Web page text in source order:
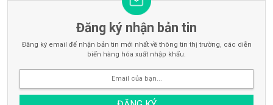
Đăng ký nhận bản tin
Đăng ký email để nhận bản tin mới nhất về thông tin thị trường, các diễn
biến hàng hóa xuất nhập khẩu.